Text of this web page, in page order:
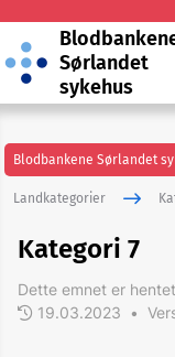
Sørlandet
sykehus
Blodbankene Sørlandet
Landkategorier
Kategori
Kategori 7
Dette emnet er
19.03.2023
•